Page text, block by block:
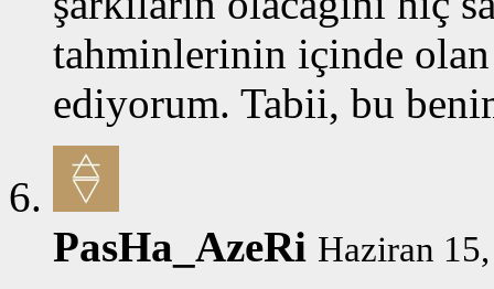
tahminlerinin içinde
ediyorum. Tabii, bu
PasHa_AzeRi Haziran